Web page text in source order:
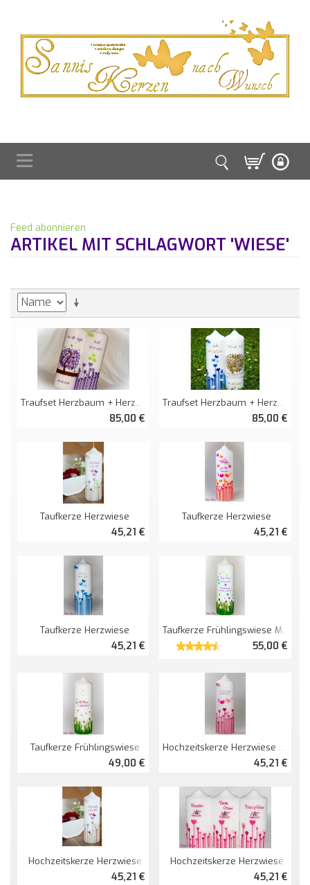
Feed abonnieren
ARTIKEL MIT SCHLAGWORT 'WIESE'
Traufset Herzbaum + Herzwiese
85,00 €
Traufset Herzbaum + Herzwiese
85,00 €
Taufkerze Herzwiese
45,21 €
Taufkerze Herzwiese
45,21 €
Taufkerze Herzwiese
45,21 €
Taufkerze Frühlingswiese Mit Spruch
55,00 €
Taufkerze Frühlingswiese
49,00 €
Hochzeitskerze Herzwiese Mit Vögeln
45,21 €
Hochzeitskerze Herzwiese
45,21 €
Hochzeitskerze Herzwiese
45,21 €